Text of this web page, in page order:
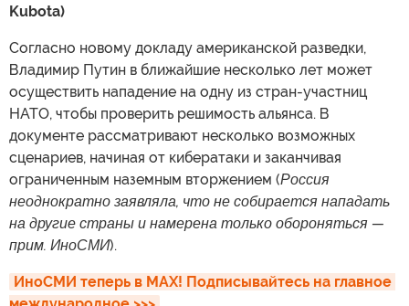
Kubota)
Согласно новому докладу американской разведки,
Владимир Путин в ближайшие несколько лет может
осуществить нападение на одну из стран-участниц
НАТО, чтобы проверить решимость альянса. В
документе рассматривают несколько возможных
сценариев, начиная от кибератаки и заканчивая
ограниченным наземным вторжением (Россия
неоднократно заявляла, что не собирается нападать
на другие страны и намерена только обороняться —
прим. ИноСМИ).
ИноСМИ теперь в MAX! Подписывайтесь на главное